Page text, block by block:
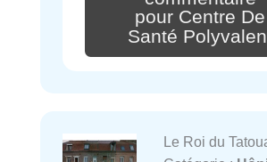
pour Centre De
Santé
Le Roi du